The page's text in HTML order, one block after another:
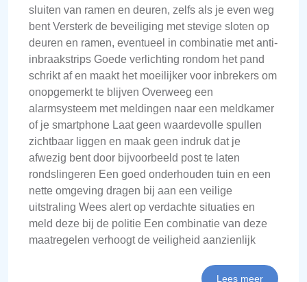
sluiten van ramen en deuren, zelfs als je even weg
bent Versterk de beveiliging met stevige sloten op
deuren en ramen, eventueel in combinatie met anti-
inbraakstrips Goede verlichting rondom het pand
schrikt af en maakt het moeilijker voor inbrekers om
onopgemerkt te blijven Overweeg een
alarmsysteem met meldingen naar een meldkamer
of je smartphone Laat geen waardevolle spullen
zichtbaar liggen en maak geen indruk dat je
afwezig bent door bijvoorbeeld post te laten
rondslingeren Een goed onderhouden tuin en een
nette omgeving dragen bij aan een veilige
uitstraling Wees alert op verdachte situaties en
meld deze bij de politie Een combinatie van deze
maatregelen verhoogt de veiligheid aanzienlijk
Lees meer